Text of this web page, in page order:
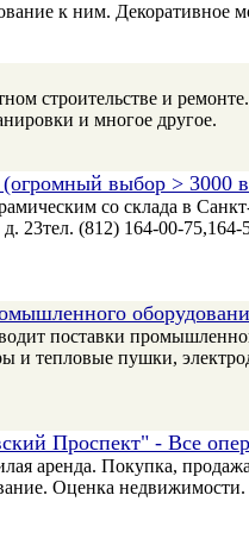
к ним. Декоративное
и ремонте.
и многое другое.
выбор > 3000
со склада в
23тел. (812) 164-00-
поставки
и тепловые пушки,
Проспект" - Все
аренда. Покупка,
Оценка